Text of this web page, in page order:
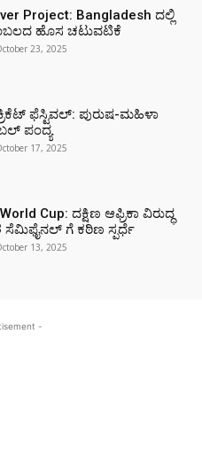
Project: Bangladesh ದಲ್ಲಿ
ಹೊಸ ಚಟುವಟಿಕೆ
23, 2025
ಫೆಸ್ಟಿವಲ್: ಪುರುಷ-ಮಹಿಳಾ
ಪಂದ್ಯ
17, 2025
Cup: ದಕ್ಷಿಣ ಆಫ್ರಿಕಾ ವಿರುದ್ಧ
ಸೆಮಿಫೈನಲ್ ಗೆ ಕಠಿಣ ಸ್ಪರ್ಧೆ
13, 2025
-